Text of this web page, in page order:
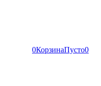
0КорзинаПусто0